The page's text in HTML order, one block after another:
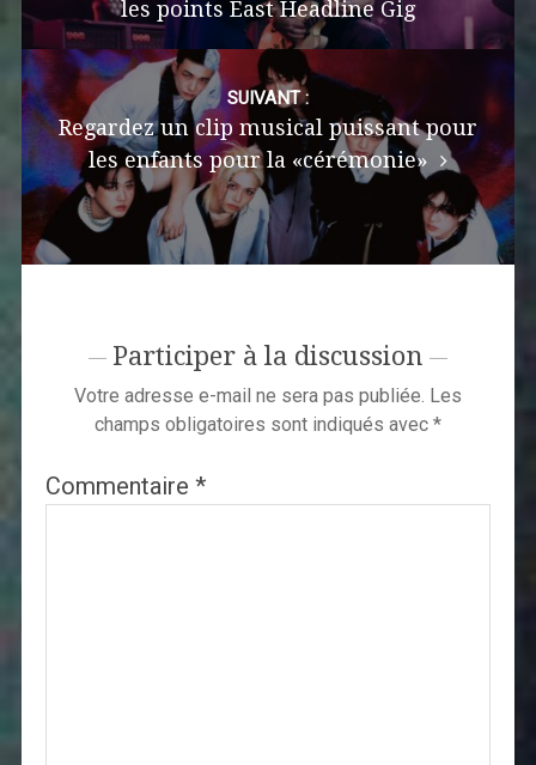
les points East Headline Gig
SUIVANT :
Regardez un clip musical puissant pour
les enfants pour la «cérémonie»
Participer à la discussion
Votre adresse e-mail ne sera pas publiée. Les
champs obligatoires sont indiqués avec *
Commentaire *